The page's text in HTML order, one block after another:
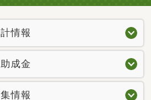
情報
成金
情報